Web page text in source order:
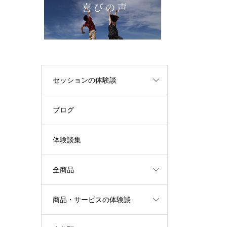
セッションの体験談
ブログ
体験談集
全商品
商品・サービスの体験談